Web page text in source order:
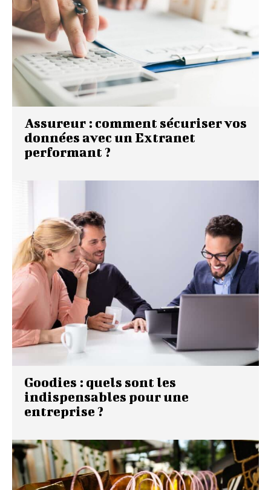
Assureur : comment sécuriser vos
données avec un Extranet
performant ?
Goodies : quels sont les
indispensables pour une
entreprise ?